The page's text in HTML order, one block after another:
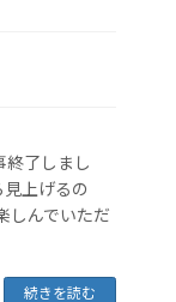
了しまし
上げるの
しんでいただ
続きを読む